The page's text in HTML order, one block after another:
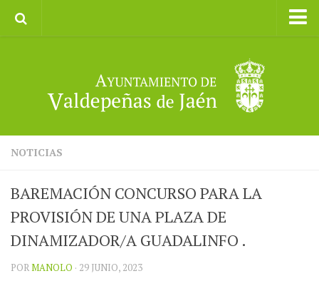
II CXM ROMPEALBARCAS 2023
NOTICIAS
BAREMACIÓN CONCURSO PARA LA
PROVISIÓN DE UNA PLAZA DE
DINAMIZADOR/A GUADALINFO .
PORMANOLO · 29 JUNIO, 2023